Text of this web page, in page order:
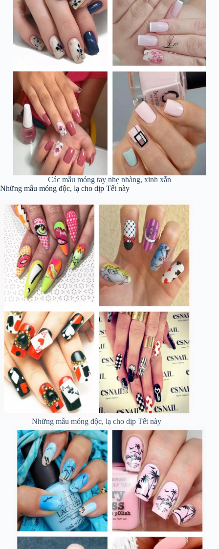
Các mẫu móng tay nhẹ nhàng, xinh xắn
Những mẫu móng độc, lạ cho dịp Tết này
Những mẫu móng độc, lạ cho dịp Tết này